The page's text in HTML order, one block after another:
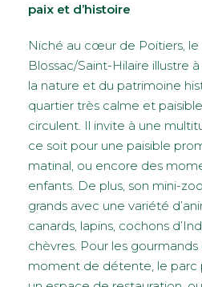
paix et d’histoire
Niché au cœur de Poitiers, le
Blossac/Saint-Hilaire illustre
la nature et du patrimoine
quartier très calme et
circulent. Il invite à une
ce soit pour une paisible
matinal, ou encore des
enfants. De plus, son mini-
grands avec une variété
canards, lapins, cochons
chèvres. Pour les
moment de détente, le